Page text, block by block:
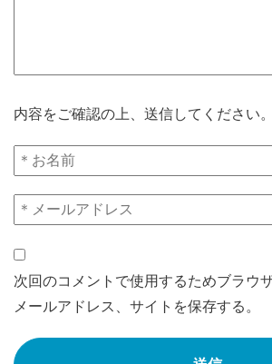
内容をご確認の上、送信してください。
次回のコメントで使用するためブラウ
メールアドレス、サイトを保存する。